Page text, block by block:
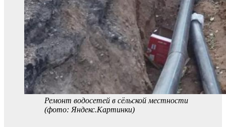
Ремонт водосетей в сёльской местности
(фото: Яндекс.Картинки)